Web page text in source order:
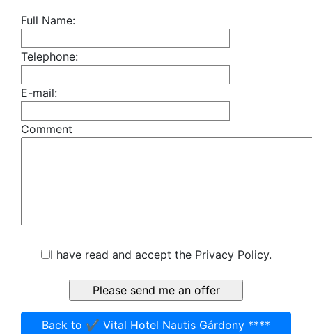
Full Name:
Telephone:
E-mail:
Comment
I have read and accept the Privacy Policy.
Back to ✔️ Vital Hotel Nautis Gárdony ****